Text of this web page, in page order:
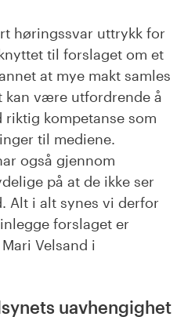
høringssvar uttrykk for
til forslaget om et
at mye makt samles
kan være utfordrende å
kompetanse som
til mediene.
også gjennom
på at de ikke ser
Alt i alt synes vi derfor
forslaget er
Velsand i
uavhengighet